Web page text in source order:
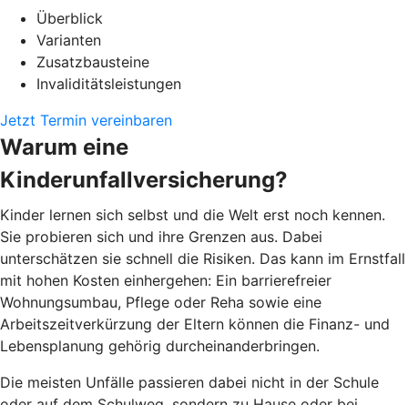
Überblick
Varianten
Zusatzbausteine
Invaliditätsleistungen
Jetzt Termin vereinbaren
Warum eine
Kinderunfallversicherung?
Kinder lernen sich selbst und die Welt erst noch kennen.
Sie probieren sich und ihre Grenzen aus. Dabei
unterschätzen sie schnell die Risiken. Das kann im Ernstfall
mit hohen Kosten einhergehen: Ein barrierefreier
Wohnungsumbau, Pflege oder Reha sowie eine
Arbeitszeitverkürzung der Eltern können die Finanz- und
Lebensplanung gehörig durcheinanderbringen.
Die meisten Unfälle passieren dabei nicht in der Schule